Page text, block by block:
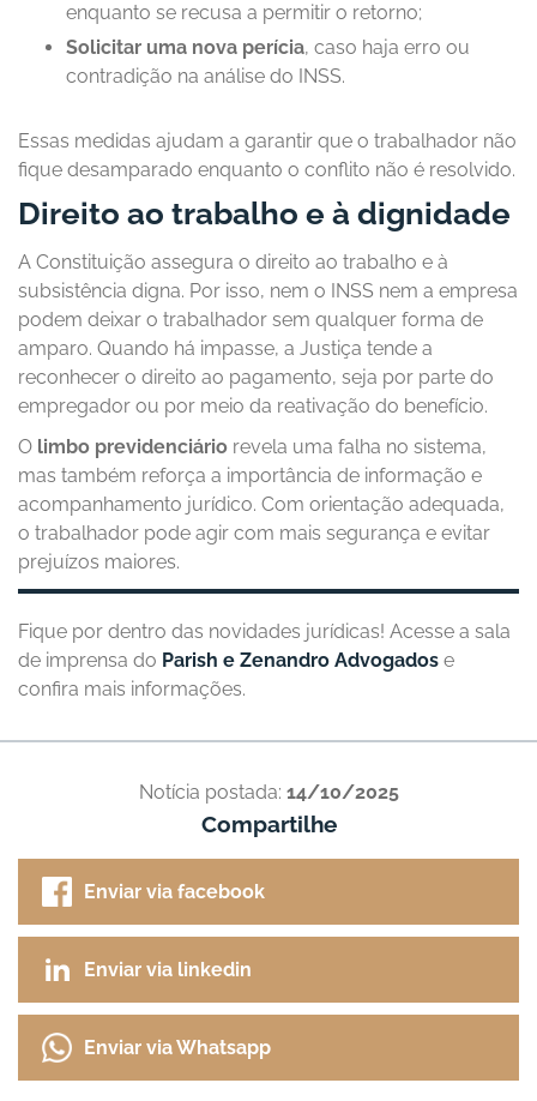
enquanto se recusa a permitir o retorno;
Solicitar uma nova perícia, caso haja erro ou
contradição na análise do INSS.
Essas medidas ajudam a garantir que o trabalhador não
fique desamparado enquanto o conflito não é resolvido.
Direito ao trabalho e à dignidade
A Constituição assegura o direito ao trabalho e à
subsistência digna. Por isso, nem o INSS nem a empresa
podem deixar o trabalhador sem qualquer forma de
amparo. Quando há impasse, a Justiça tende a
reconhecer o direito ao pagamento, seja por parte do
empregador ou por meio da reativação do benefício.
O limbo previdenciário revela uma falha no sistema,
mas também reforça a importância de informação e
acompanhamento jurídico. Com orientação adequada,
o trabalhador pode agir com mais segurança e evitar
prejuízos maiores.
Fique por dentro das novidades jurídicas! Acesse a sala
de imprensa do Parish e Zenandro Advogados e
confira mais informações.
Notícia postada: 14/10/2025
Compartilhe
Enviar via facebook
Enviar via linkedin
Enviar via Whatsapp